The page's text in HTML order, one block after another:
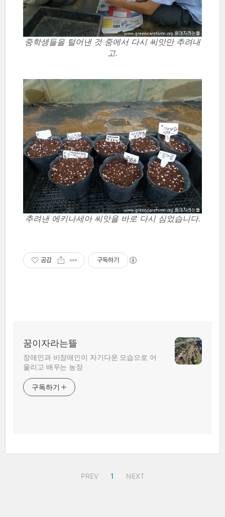
중학생들을 털어낸 것 중에서 다시 씨앗만 추려내
고.
추려낸 에키나세아 씨앗을 바로 다시 심었습니다.
공감 구독하기
꿈이자라는뜰
장애인과 비장애인이 자기다운 모습으로 어
울리고 배우는 농장
구독하기
PREV 1 NEXT